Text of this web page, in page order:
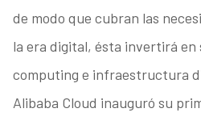
de modo que cubran las
la era digital, ésta invertirá en
computing e infraestructura
Alibaba Cloud inauguró su